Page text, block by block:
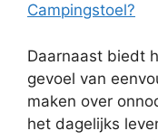
Campingstoel?
Daarnaast biedt
gevoel van
maken over
het dagelijks